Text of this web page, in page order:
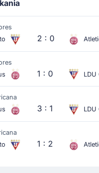
Alejandro Tobar Luna
schodzi Gabriel Villamil, za
Tobar Luna.
Ezequiel Cardozo
katkę ogląda Agustin
spotkania
2 : 0
1 : 0 LDU
3 : 1 LDU
1 : 2